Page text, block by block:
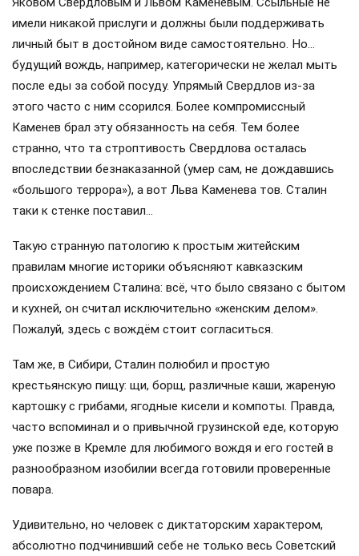
имели никакой прислуги и должны были поддерживать
личный быт в достойном виде самостоятельно. Но…
будущий вождь, например, категорически не желал мыть
после еды за собой посуду. Упрямый Свердлов из-за
этого часто с ним ссорился. Более компромиссный
Каменев брал эту обязанность на себя. Тем более
странно, что та строптивость Свердлова осталась
впоследствии безнаказанной (умер сам, не дождавшись
«большого террора»), а вот Льва Каменева тов. Сталин
таки к стенке поставил…
Такую странную патологию к простым житейским
правилам многие историки объясняют кавказским
происхождением Сталина: всё, что было связано с бытом
и кухней, он считал исключительно «женским делом».
Пожалуй, здесь с вождём стоит согласиться.
Там же, в Сибири, Сталин полюбил и простую
крестьянскую пищу: щи, борщ, различные каши, жареную
картошку с грибами, ягодные кисели и компоты. Правда,
часто вспоминал и о привычной грузинской еде, которую
уже позже в Кремле для любимого вождя и его гостей в
разнообразном изобилии всегда готовили проверенные
повара.
Удивительно, но человек с диктаторским характером,
абсолютно подчинивший себе не только весь Советский